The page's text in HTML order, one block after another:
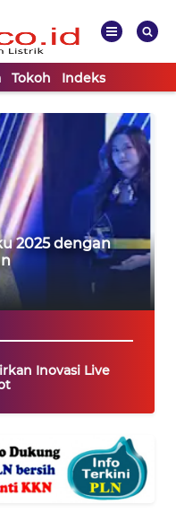
Tokoh Indeks
2025 dengan
Inovasi Live